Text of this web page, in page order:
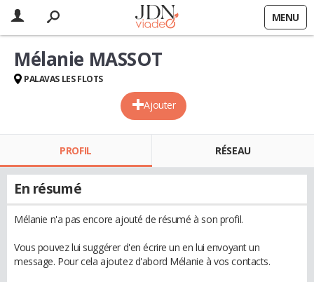
MENU
Ajouter
Mélanie MASSOT
PALAVAS LES FLOTS
PROFIL RÉSEAU
En résumé
Mélanie n'a pas encore ajouté de résumé à son profil.
Vous pouvez lui suggérer d'en écrire un en lui envoyant un
message. Pour cela ajoutez d'abord Mélanie à vos contacts.